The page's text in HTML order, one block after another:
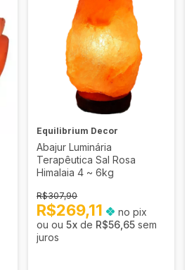
Equilibrium Decor
Abajur Luminária
Terapêutica Sal Rosa
Himalaia 4 ~ 6kg
R$307,90
R$269,11
no pix
5xde R$56,65 sem
juros